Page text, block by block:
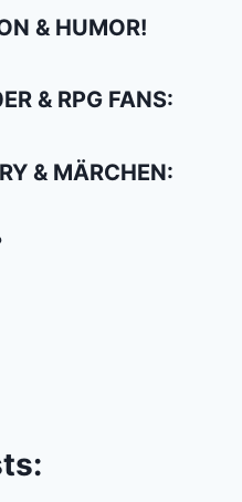
& HUMOR!
& RPG FANS:
& MÄRCHEN: